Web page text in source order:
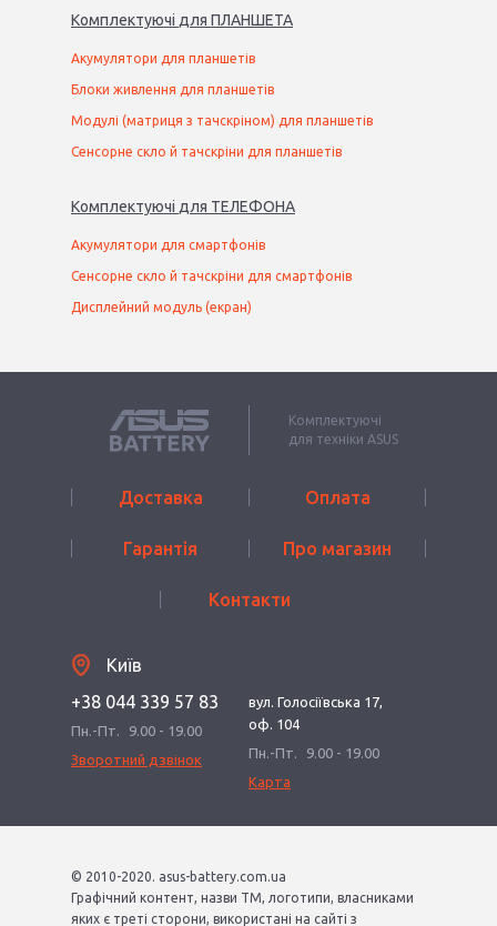
Комплектуючі для ПЛАНШЕТА
Акумулятори для планшетів
Блоки живлення для планшетів
Модулі (матриця з тачскріном) для планшетів
Сенсорне скло й тачскріни для планшетів
Комплектуючі для ТЕЛЕФОНА
Акумулятори для смартфонів
Сенсорне скло й тачскріни для смартфонів
Дисплейний модуль (екран)
Комплектуючі
для техніки ASUS
Доставка Оплата
Гарантія Про магазин
Контакти
Київ
+38 044 339 57 83
Пн.-Пт.
9.00 - 19.00
Зворотний дзвінок
вул. Голосіївська 17,
оф. 104
Пн.-Пт.
9.00 - 19.00
Карта
© 2010-2020. asus-battery.com.ua
Графічний контент, назви ТМ, логотипи, власниками
яких є треті сторони, використані на сайті з